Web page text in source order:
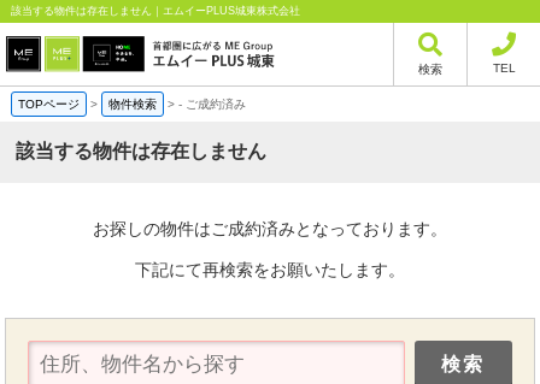
該当する物件は存在しません｜エムイーPLUS城東株式会社
検索 TEL
TOPページ > 物件検索 >- ご成約済み
該当する物件は存在しません
お探しの物件はご成約済みとなっております。
下記にて再検索をお願いたします。